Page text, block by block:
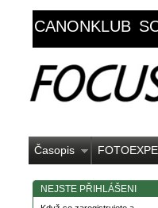
CANONKLUB
Časopis
NEJSTE PŘIHLÁŠENI